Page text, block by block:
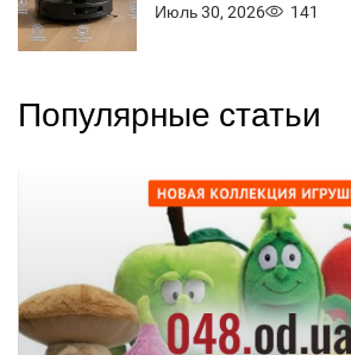
Июль 30, 2026 141
Популярные статьи